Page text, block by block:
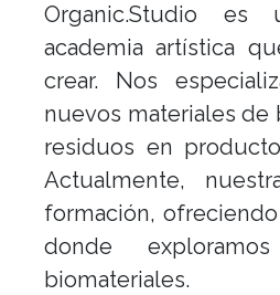
Organic.Studio
academia artística
crear. Nos
nuevos materiales de
residuos en
Actualmente,
formación,
donde
biomateriales.